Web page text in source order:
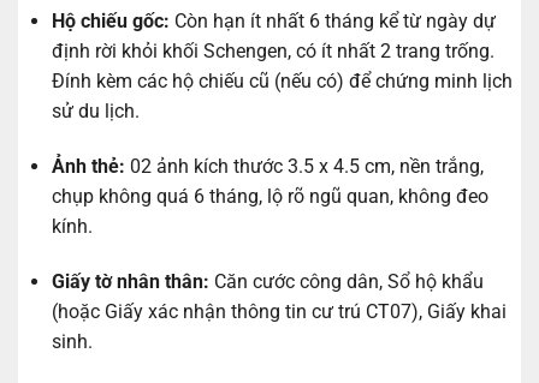
Hộ chiếu gốc: Còn hạn ít nhất 6 tháng kể từ ngày dự
định rời khỏi khối Schengen, có ít nhất 2 trang trống.
Đính kèm các hộ chiếu cũ (nếu có) để chứng minh lịch
sử du lịch.
Ảnh thẻ: 02 ảnh kích thước 3.5 x 4.5 cm, nền trắng,
chụp không quá 6 tháng, lộ rõ ngũ quan, không đeo
kính.
Giấy tờ nhân thân: Căn cước công dân, Sổ hộ khẩu
(hoặc Giấy xác nhận thông tin cư trú CT07), Giấy khai
sinh.